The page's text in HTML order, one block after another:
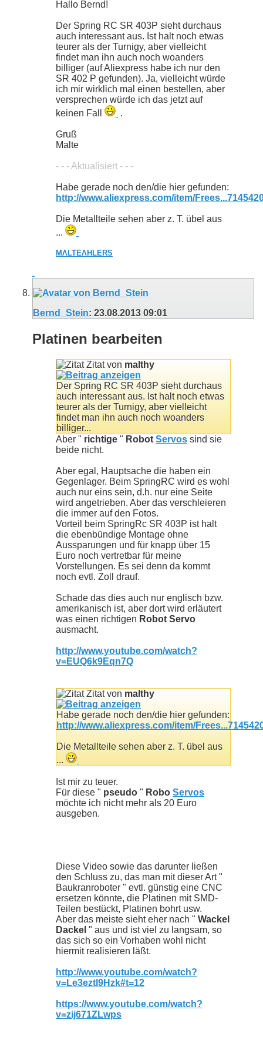
Hallo Bernd!
Der Spring RC SR 403P sieht durchaus
auch interessant aus. Ist halt noch etwas
teurer als der Turnigy, aber vielleicht
findet man ihn auch noch woanders
billiger (auf Aliexpress habe ich nur den
SR 402 P gefunden). Ja, vielleicht würde
ich mir wirklich mal einen bestellen, aber
versprechen würde ich das jetzt auf
keinen Fall
.
Gruß
Malte
- - - Aktualisiert - - -
Habe gerade noch den/die hier gefunden:
http://www.aliexpress.com/item/
Die Metallteile sehen aber z. T. übel aus
...
MΛLTEΛHLERS
Bernd_Stein: 23.08.2013 09:01
Platinen bearbeiten
Zitat von malthy
Der Spring RC SR 403P sieht durchaus
auch interessant aus. Ist halt noch etwas
teurer als der Turnigy, aber vielleicht
findet man ihn auch noch woanders
billiger...
Aber " richtige " Robot Servos sind sie
beide nicht.
Aber egal, Hauptsache die haben ein
Gegenlager. Beim SpringRC wird es wohl
auch nur eins sein, d.h. nur eine Seite
wird angetrieben. Aber das verschleieren
die immer auf den Fotos.
Vorteil beim SpringRc SR 403P ist halt
die ebenbündige Montage ohne
Aussparungen und für knapp über 15
Euro noch vertretbar für meine
Vorstellungen. Es sei denn da kommt
noch evtl. Zoll drauf.
Schade das dies auch nur englisch bzw.
amerikanisch ist, aber dort wird erläutert
was einen richtigen Robot Servo
ausmacht.
http://www.youtube.com/watch?
v=EUQ6k9Eqn7Q
Zitat von malthy
Habe gerade noch den/die hier gefunden:
http://www.aliexpress.com/item/
Die Metallteile sehen aber z. T. übel aus
...
Ist mir zu teuer.
Für diese " pseudo " Robo Servos
möchte ich nicht mehr als 20 Euro
ausgeben.
Diese Video sowie das darunter ließen
den Schluss zu, das man mit dieser Art "
Baukranroboter " evtl. günstig eine CNC
ersetzen könnte, die Platinen mit SMD-
Teilen bestückt, Platinen bohrt usw.
Aber das meiste sieht eher nach " Wackel
Dackel " aus und ist viel zu langsam, so
das sich so ein Vorhaben wohl nicht
hiermit realisieren läßt.
http://www.youtube.com/watch?
v=Le3eztl9Hzk#t=12
https://www.youtube.com/watch?
v=zij671ZLwps